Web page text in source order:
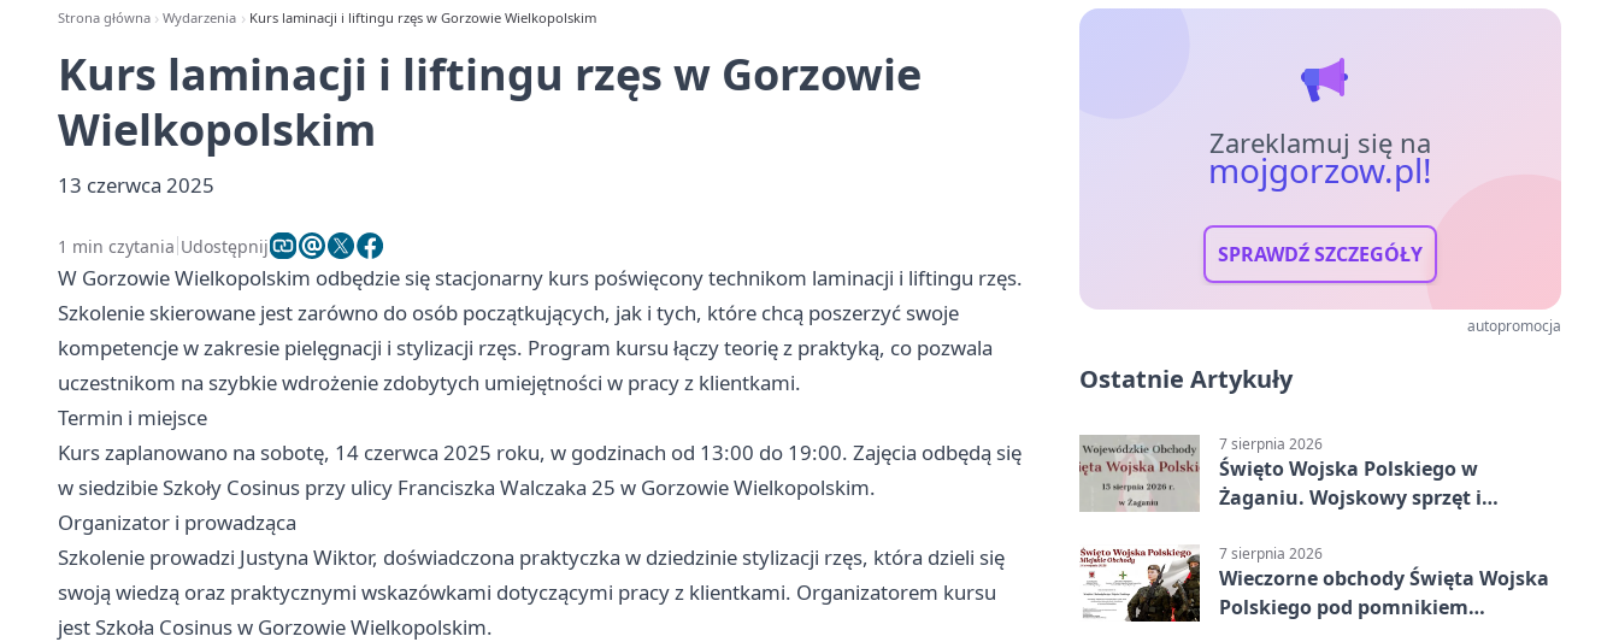
Strona główna Wydarzenia Kurs laminacji i liftingu rzęs w Gorzowie Wielkopolskim
Kurs laminacji i liftingu rzęs w Gorzowie
Wielkopolskim
13 czerwca 2025
1 min czytania Udostępnij
W Gorzowie Wielkopolskim odbędzie się stacjonarny kurs poświęcony technikom laminacji i liftingu rzęs.
Szkolenie skierowane jest zarówno do osób początkujących, jak i tych, które chcą poszerzyć swoje
kompetencje w zakresie pielęgnacji i stylizacji rzęs. Program kursu łączy teorię z praktyką, co pozwala
uczestnikom na szybkie wdrożenie zdobytych umiejętności w pracy z klientkami.
Termin i miejsce
Kurs zaplanowano na sobotę, 14 czerwca 2025 roku, w godzinach od 13:00 do 19:00. Zajęcia odbędą się
w siedzibie Szkoły Cosinus przy ulicy Franciszka Walczaka 25 w Gorzowie Wielkopolskim.
Organizator i prowadząca
Szkolenie prowadzi Justyna Wiktor, doświadczona praktyczka w dziedzinie stylizacji rzęs, która dzieli się
swoją wiedzą oraz praktycznymi wskazówkami dotyczącymi pracy z klientkami. Organizatorem kursu
jest Szkoła Cosinus w Gorzowie Wielkopolskim.
Zareklamuj się na
mojgorzow.pl!
SPRAWDŹ SZCZEGÓŁY
autopromocja
Ostatnie Artykuły
7 sierpnia 2026
Święto Wojska Polskiego w
Żaganiu. Wojskowy sprzęt i
7 sierpnia 2026
Wieczorne obchody Święta Wojska
Polskiego pod pomnikiem